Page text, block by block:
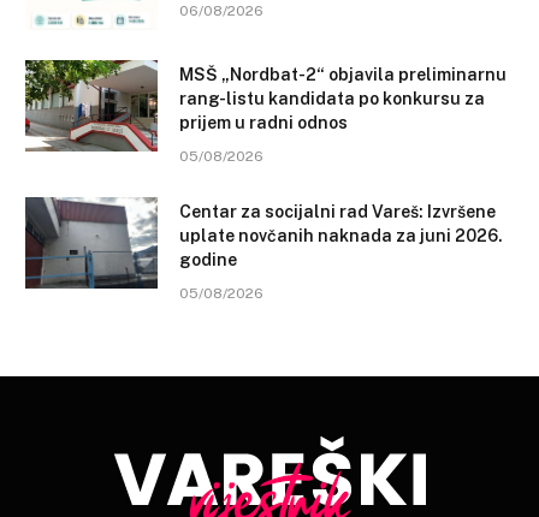
06/08/2026
MSŠ „Nordbat-2“ objavila preliminarnu
rang-listu kandidata po konkursu za
prijem u radni odnos
05/08/2026
Centar za socijalni rad Vareš: Izvršene
uplate novčanih naknada za juni 2026.
godine
05/08/2026